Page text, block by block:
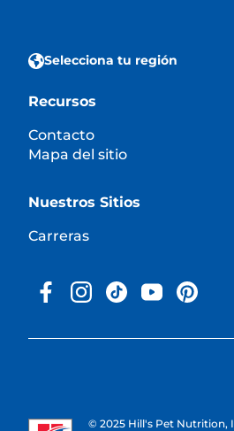
Selecciona tu región
Recursos
Contacto
Mapa del sitio
Nuestros Sitios
Carreras
© 2025 Hill's Pet Nutrition,